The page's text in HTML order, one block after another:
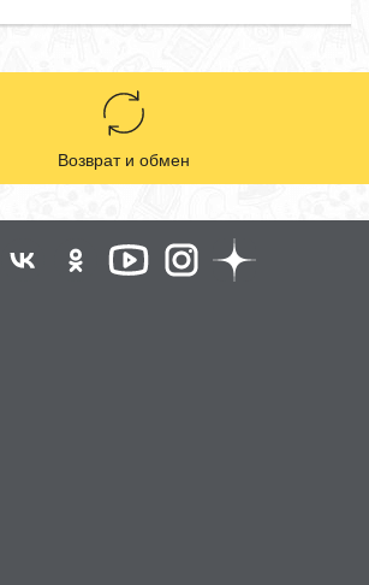
Возврат и обмен